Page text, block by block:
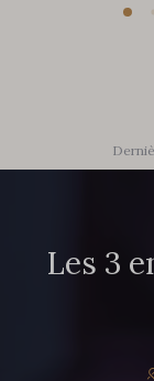
Les 3